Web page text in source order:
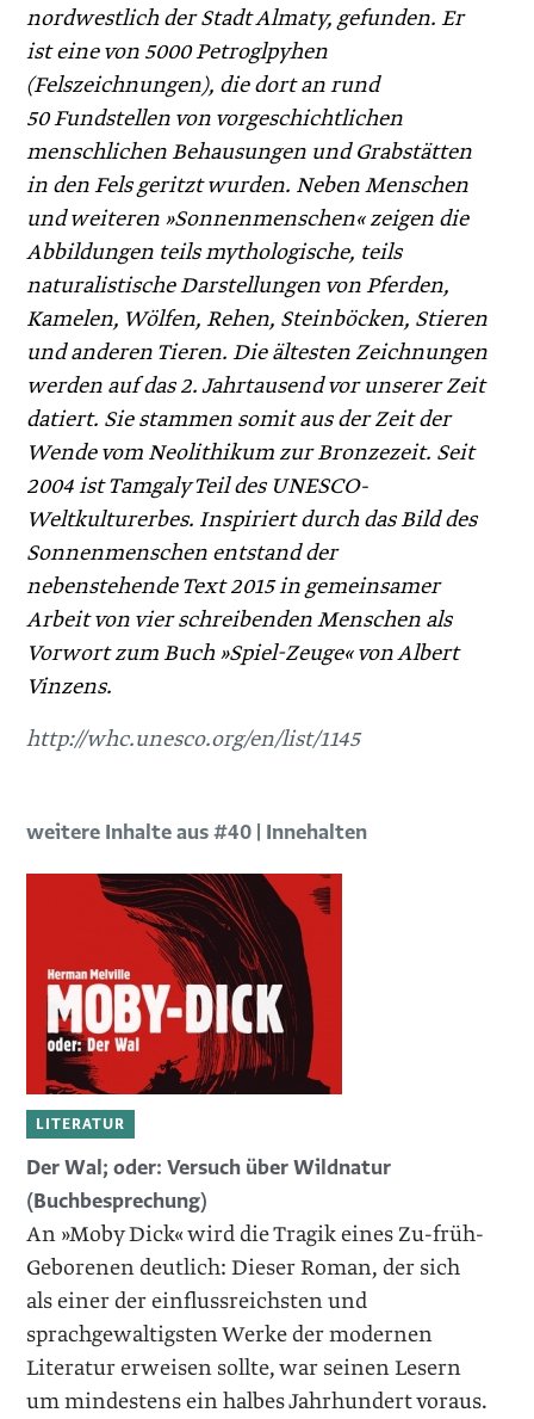
nordwestlich der Stadt Almaty, gefunden. Er
ist eine von 5000 Petroglpyhen
(Felszeichnungen), die dort an rund
50 Fundstellen von vorgeschichtlichen
mensch­lichen Behausungen und Grabstätten
in den Fels geritzt wurden. Neben Menschen
und weiteren »Sonnenmenschen« zeigen die
Abbildungen teils mythologische, teils
naturalistische Darstellungen von Pferden,
Kamelen, Wölfen, Rehen, Steinböcken, Stieren
und anderen Tieren. Die ältesten Zeichnungen
werden auf das 2. Jahrtausend vor unserer Zeit
datiert. Sie stammen somit aus der Zeit der
Wende vom Neolithikum zur Bronzezeit. Seit
2004 ist Tamgaly Teil des UNESCO-
Weltkulturerbes. Inspiriert durch das Bild des
Sonnen­menschen entstand der
nebenstehende Text 2015 in gemeinsamer
Arbeit von vier schreibenden Menschen als
Vorwort zum Buch »Spiel‑Zeuge« von Albert
Vinzens.
http://whc.unesco.org/en/list/1145
weitere Inhalte aus #40 | Innehalten
LITERATUR
Der Wal; oder: Versuch über Wildnatur
(Buchbesprechung)
An »Moby Dick« wird die Tragik eines Zu-früh-
Geborenen deutlich: Dieser Roman, der sich
als einer der einflussreichsten und
sprachgewaltigsten Werke der modernen
Literatur erweisen sollte, war seinen Lesern
um mindestens ein halbes Jahrhundert voraus.